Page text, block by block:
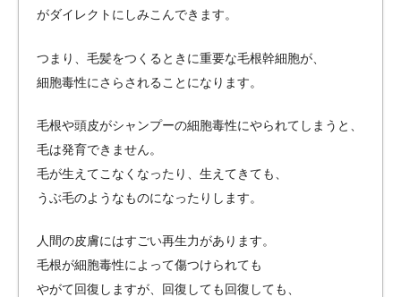
がダイレクトにしみこんできます。
つまり、毛髪をつくるときに重要な毛根幹細胞が、
細胞毒性にさらされることになります。
毛根や頭皮がシャンプーの細胞毒性にやられてしまうと、
毛は発育できません。
毛が生えてこなくなったり、生えてきても、
うぶ毛のようなものになったりします。
人間の皮膚にはすごい再生力があります。
毛根が細胞毒性によって傷つけられても
やがて回復しますが、回復しても回復しても、